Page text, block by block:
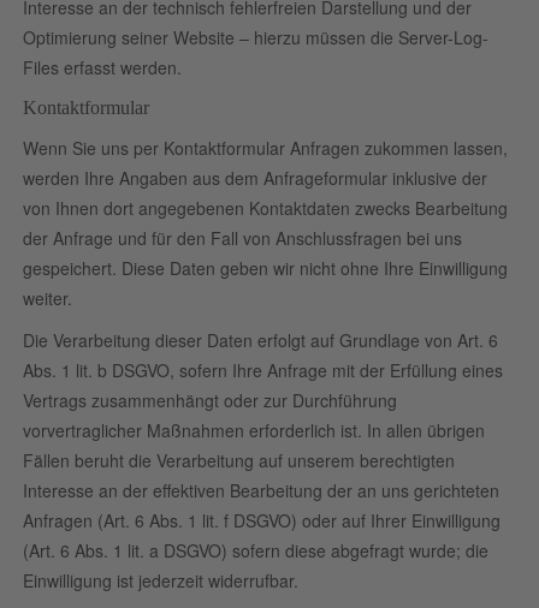
Interesse an der technisch fehlerfreien Darstellung und der
Optimierung seiner Website – hierzu müssen die Server-Log-
Files erfasst werden.
Kontaktformular
Wenn Sie uns per Kontaktformular Anfragen zukommen lassen,
werden Ihre Angaben aus dem Anfrageformular inklusive der
von Ihnen dort angegebenen Kontaktdaten zwecks Bearbeitung
der Anfrage und für den Fall von Anschlussfragen bei uns
gespeichert. Diese Daten geben wir nicht ohne Ihre Einwilligung
weiter.
Die Verarbeitung dieser Daten erfolgt auf Grundlage von Art. 6
Abs. 1 lit. b DSGVO, sofern Ihre Anfrage mit der Erfüllung eines
Vertrags zusammenhängt oder zur Durchführung
vorvertraglicher Maßnahmen erforderlich ist. In allen übrigen
Fällen beruht die Verarbeitung auf unserem berechtigten
Interesse an der effektiven Bearbeitung der an uns gerichteten
Anfragen (Art. 6 Abs. 1 lit. f DSGVO) oder auf Ihrer Einwilligung
(Art. 6 Abs. 1 lit. a DSGVO) sofern diese abgefragt wurde; die
Einwilligung ist jederzeit widerrufbar.